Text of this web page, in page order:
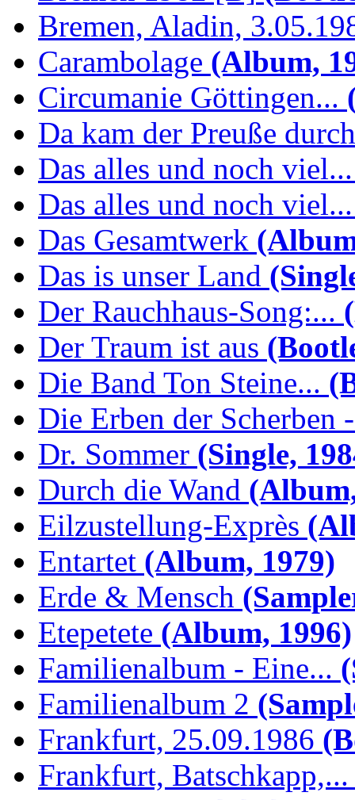
Bremen, Aladin,
Carambolage (Album,
Circumanie Göttingen...
Da kam der Preuße durch
Das alles und noch viel...
Das alles und noch viel...
Das Gesamtwerk
Das is unser Land
Der Rauchhaus-Song:...
Der Traum ist aus
Die Band Ton Steine...
Die Erben der Scherben
Dr. Sommer (Single,
Durch die Wand
Eilzustellung-Exprès
Entartet (Album, 1979)
Erde & Mensch
Etepetete (Album, 1996)
Familienalbum - Eine...
Familienalbum 2
Frankfurt, 25.09.1986
Frankfurt, Batschkapp,...